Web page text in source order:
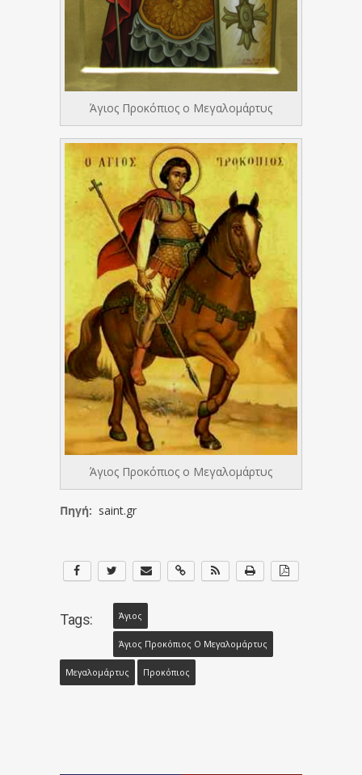
Άγιος Προκόπιος ο Μεγαλομάρτυς
Άγιος Προκόπιος ο Μεγαλομάρτυς
Πηγή: saint.gr
Tags: Άγιος
Άγιος Προκόπιος Ο Μεγαλομάρτυς
Μεγαλομάρτυς Προκόπιος